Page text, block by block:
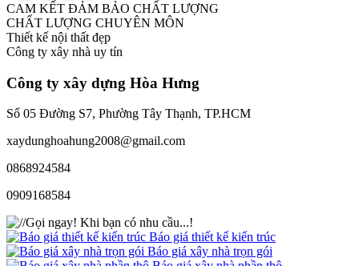
CAM KẾT ĐẢM BẢO CHẤT LƯỢNG
CHẤT LƯỢNG CHUYÊN MÔN
Thiết kế nội thất đẹp
Công ty xây nhà uy tín
Công ty xây dựng Hòa Hưng
Số 05 Đường S7, Phường Tây Thạnh, TP.HCM
xaydunghoahung2008@gmail.com
0868924584
0909168584
Gọi ngay! Khi bạn có nhu cầu...!
Báo giá thiết kế kiến trúc
Báo giá xây nhà trọn gói